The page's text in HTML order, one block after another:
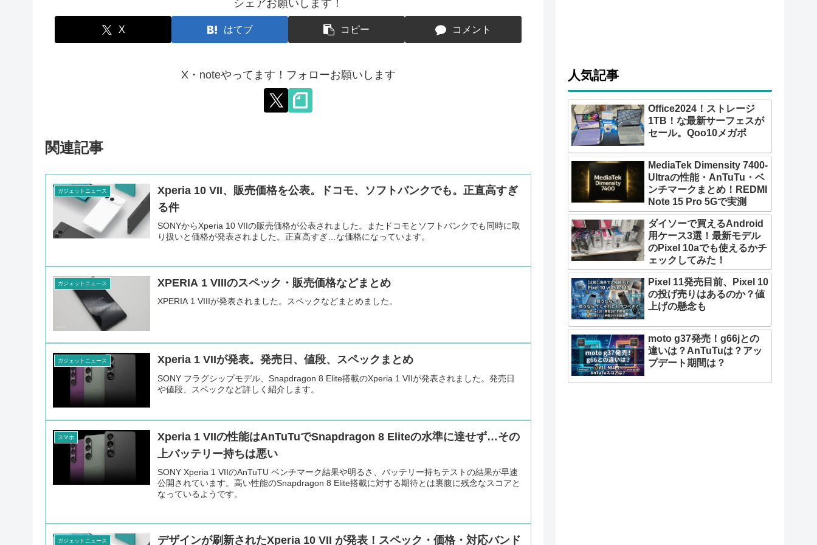
シェアお願いします！
X はてブ コピー コメント
X・noteやってます！フォローお願いします
関連記事
ガジェットニュース
Xperia 10 VII、販売価格を公表。ドコモ、ソフトバンクでも。正直高すぎ
る件
SONYからXperia 10 VIIの販売価格が公表されました。またドコモとソフトバンクでも同時に取
り扱いと価格が発表されました。正直高すぎ…な価格になっています。
ガジェットニュース XPERIA 1 VIIIのスペック・販売価格などまとめ
XPERIA 1 VIIIが発表されました。スペックなどまとめました。
ガジェットニュース Xperia 1 VIIが発表。発売日、値段、スペックまとめ
SONY フラグシップモデル、Snapdragon 8 Elite搭載のXperia 1 VIIが発表されました。発売日
や値段、スペックなど詳しく紹介します。
スマホ
Xperia 1 VIIの性能はAnTuTuでSnapdragon 8 Eliteの水準に達せず…その
上バッテリー持ちは悪い
SONY Xperia 1 VIIのAnTuTU ベンチマーク結果や明るさ、バッテリー持ちテストの結果が早速
公開されています。高い性能のSnapdragon 8 Elite搭載に対する期待とは裏腹に残念なスコアと
なっているようです。
ガジェットニュース デザインが刷新されたXperia 10 VII が発表！スペック・価格・対応バンド
人気記事
Office2024！ストレージ
1TB！な最新サーフェスが
セール。Qoo10メガポ
MediaTek Dimensity 7400-
Ultraの性能・AnTuTu・ベ
ンチマークまとめ！REDMI
Note 15 Pro 5Gで実測
ダイソーで買えるAndroid
用ケース3選！最新モデル
のPixel 10aでも使えるかチ
ェックしてみた！
Pixel 11発売目前、Pixel 10
の投げ売りはあるのか？値
上げの懸念も
moto g37発売！g66jとの
違いは？AnTuTuは？アッ
プデート期間は？